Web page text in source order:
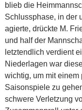
blieb die
Schlussphase, in der
agierte, drückte M.
und half der
letztendlich verdient
Niederlagen war
wichtig, um mit
Saisonspiele zu
schwere Verletzung